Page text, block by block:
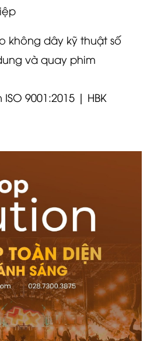
không dây kỹ thuật số
và quay phim
9001:2015 | HBK